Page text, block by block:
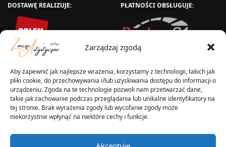
Zarządzaj zgodą
Aby zapewnić jak najlepsze wrażenia, korzystamy z technologii, takich jak
pliki cookie, do przechowywania i/lub uzyskiwania dostępu do informacji o
urządzeniu. Zgoda na te technologie pozwoli nam przetwarzać dane,
takie jak zachowanie podczas przeglądania lub unikalne identyfikatory na
tej stronie. Brak wyrażenia zgody lub wycofanie zgody może
niekorzystnie wpłynąć na niektóre cechy i funkcje.
DOSTAWĘ REALIZUJE: PŁATNOŚCI OBSŁUGUJE: